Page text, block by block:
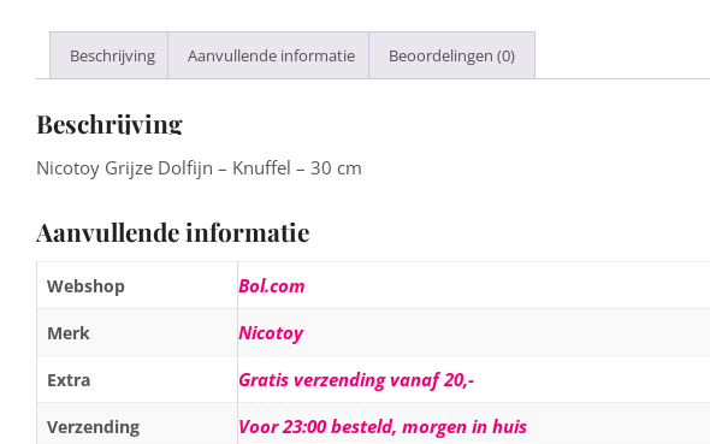
Beschrijving Aanvullende informatie Beoordelingen (0)
Beschrijving
Nicotoy Grijze Dolfijn – Knuffel – 30 cm
Aanvullende informatie
Webshop Bol.com
Merk Nicotoy
Extra Gratis verzending vanaf 20,-
Verzending Voor 23:00 besteld, morgen in huis